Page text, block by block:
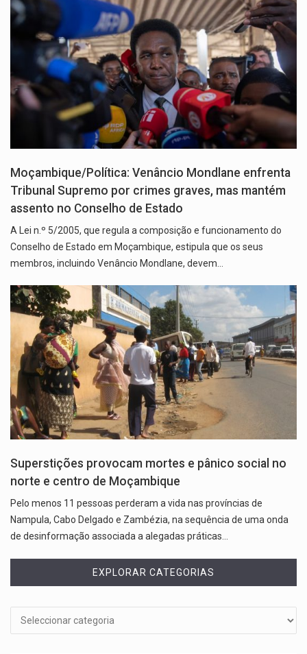
Moçambique/Política: Venâncio Mondlane enfrenta
Tribunal Supremo por crimes graves, mas mantém
assento no Conselho de Estado
A Lei n.º 5/2005, que regula a composição e funcionamento do
Conselho de Estado em Moçambique, estipula que os seus
membros, incluindo Venâncio Mondlane, devem…
Superstições provocam mortes e pânico social no
norte e centro de Moçambique
Pelo menos 11 pessoas perderam a vida nas províncias de
Nampula, Cabo Delgado e Zambézia, na sequência de uma onda
de desinformação associada a alegadas práticas…
EXPLORAR CATEGORIAS